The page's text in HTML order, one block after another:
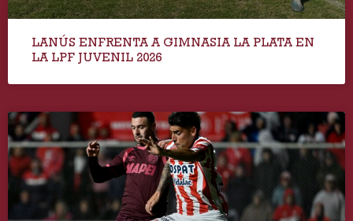
LANÚS ENFRENTA A GIMNASIA LA PLATA EN
LA LPF JUVENIL 2026